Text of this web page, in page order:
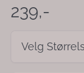
239,-
Velg